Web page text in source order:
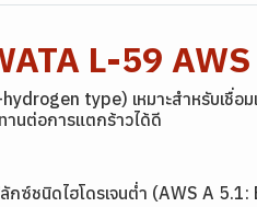
L-59
hydrogen type) เหมาะสำหรับ
านต่อการแตกร้าวได้ดี
ลักซ์ชนิดไฮโดรเจนต่ำ (AWS A